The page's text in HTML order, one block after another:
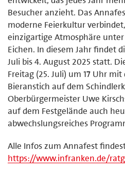
Besucher anzieht. Das
moderne Feierkultur
einzigartige Atmosphäre
Eichen. In diesem Jahr findet
Juli bis 4. August 2025 statt.
Freitag (25. Juli) um 17 Uhr
Bieranstich auf dem
Oberbürgermeister Uwe
auf dem Festgelände auch
abwechslungsreiches
Alle Infos zum Annafest
https://www.infranken.de/